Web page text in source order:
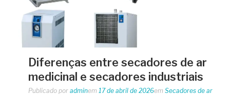
Diferenças entre secadores de ar
medicinal e secadores industriais
Publicado por adminem 17 de abril de 2026em Secadores de ar